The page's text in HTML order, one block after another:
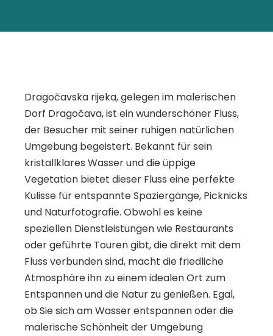
Dragočavska rijeka, gelegen im malerischen
Dorf Dragočava, ist ein wunderschöner Fluss,
der Besucher mit seiner ruhigen natürlichen
Umgebung begeistert. Bekannt für sein
kristallklares Wasser und die üppige
Vegetation bietet dieser Fluss eine perfekte
Kulisse für entspannte Spaziergänge, Picknicks
und Naturfotografie. Obwohl es keine
speziellen Dienstleistungen wie Restaurants
oder geführte Touren gibt, die direkt mit dem
Fluss verbunden sind, macht die friedliche
Atmosphäre ihn zu einem idealen Ort zum
Entspannen und die Natur zu genießen. Egal,
ob Sie sich am Wasser entspannen oder die
malerische Schönheit der Umgebung